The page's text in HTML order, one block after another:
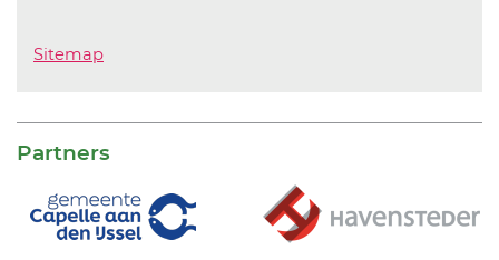
Sitemap
Partners